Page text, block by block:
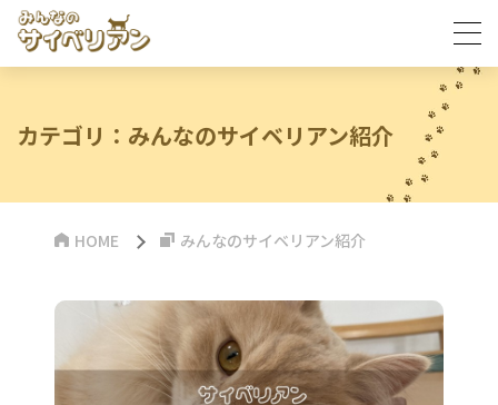
カテゴリ：みんなのサイベリアン紹介
HOME みんなのサイベリアン紹介